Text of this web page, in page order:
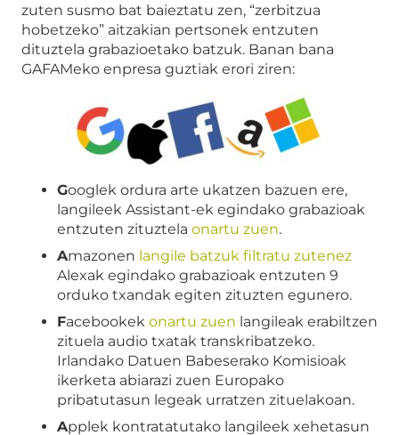
zuten susmo bat baieztatu zen, “zerbitzua
hobetzeko” aitzakian pertsonek entzuten
dituztela grabazioetako batzuk. Banan bana
GAFAMeko enpresa guztiak erori ziren:
Googlek ordura arte ukatzen bazuen ere,
langileek Assistant-ek egindako grabazioak
entzuten zituztela onartu zuen.
Amazonen langile batzuk filtratu zutenez
Alexak egindako grabazioak entzuten 9
orduko txandak egiten zituzten egunero.
Facebookek onartu zuen langileak erabiltzen
zituela audio txatak transkribatzeko.
Irlandako Datuen Babeserako Komisioak
ikerketa abiarazi zuen Europako
pribatutasun legeak urratzen zituelakoan.
Applek kontratatutako langileek xehetasun